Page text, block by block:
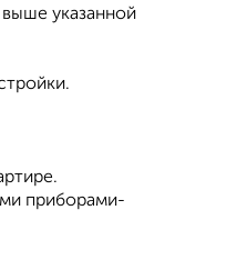
указанной
приборами-